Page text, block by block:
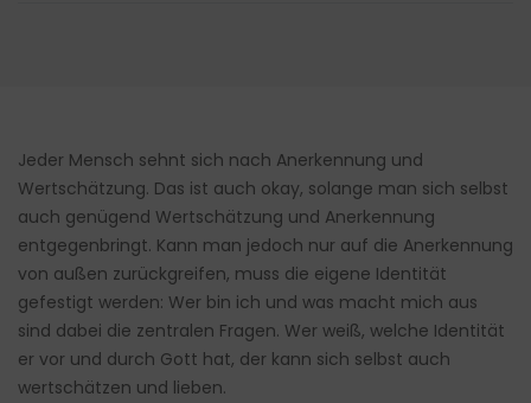
Jeder Mensch sehnt sich nach Anerkennung und
Wertschätzung. Das ist auch okay, solange man sich selbst
auch genügend Wertschätzung und Anerkennung
entgegenbringt. Kann man jedoch nur auf die Anerkennung
von außen zurückgreifen, muss die eigene Identität
gefestigt werden: Wer bin ich und was macht mich aus
sind dabei die zentralen Fragen. Wer weiß, welche Identität
er vor und durch Gott hat, der kann sich selbst auch
wertschätzen und lieben.